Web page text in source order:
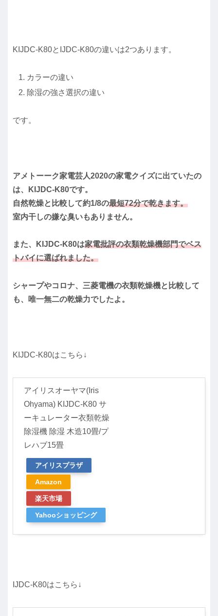
KIJDC-K80とIJDC-K80の違いは2つあります。
カラーの違い
除湿の強さ選択の違い
です。
アメトーーク家電芸人2020の家電クイズに出ていたの
は、KIJDC-K80です。
自然乾燥と比較して約1/8の最短72分で乾きます。
室内干しの嫌な臭いもありません。
また、KIJDC-K80は家電批評の衣類乾燥機部門でベス
トバイに選ばれました。
シャープやコロナ、三菱電機の衣類乾燥機と比較して
も、唯一無二の乾燥力でしたよ。
KIJDC-K80はこちら↓
アイリスオーヤマ(Iris
Ohyama) KIJDC-K80 サ
ーキュレーター衣類乾燥
除湿機 除湿 木造10畳/プ
レハブ15畳
アイリスプラザ
Amazon
楽天市場
Yahooショッピング
IJDC-K80はこちら↓